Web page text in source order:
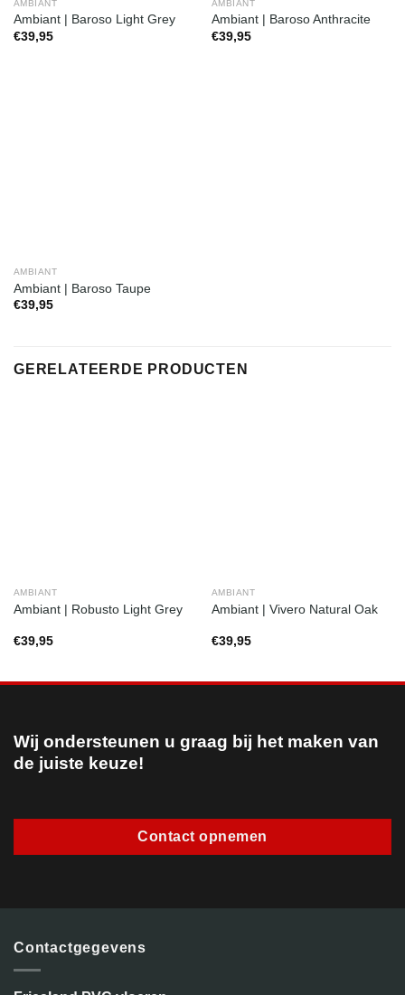
AMBIANT
Ambiant | Baroso Light Grey
€39,95
AMBIANT
Ambiant | Baroso Anthracite
€39,95
AMBIANT
Ambiant | Baroso Taupe
€39,95
GERELATEERDE PRODUCTEN
AMBIANT
Ambiant | Robusto Light Grey
€39,95
AMBIANT
Ambiant | Vivero Natural Oak
€39,95
Wij ondersteunen u graag bij het maken van
de juiste keuze!
Contact opnemen
Contactgegevens